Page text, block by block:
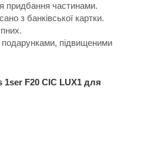
придбання частинами.
з банківської картки.
підвищеними
1ser F20 CIC LUX1 для